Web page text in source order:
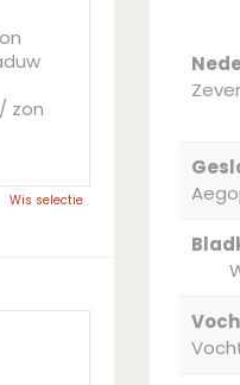
zon
Wis selectie